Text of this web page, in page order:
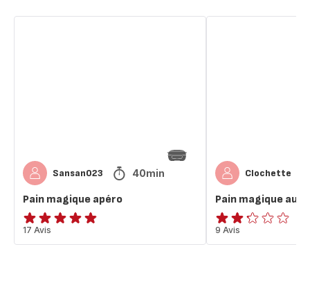
Sansan023 40min
Pain magique apéro
ratings.4.8
17 Avis
Clochette
Pain magique au
ratings.2.2
9 Avis